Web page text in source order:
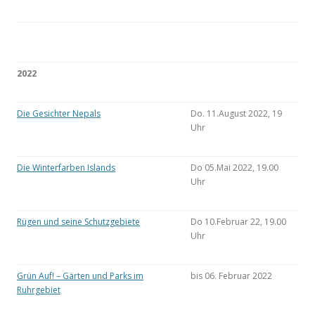
2022
Die Gesichter Nepals
Do. 11.August 2022, 19
Uhr
Die Winterfarben Islands
Do 05.Mai 2022, 19.00
Uhr
Rügen und seine Schutzgebiete
Do 10.Februar 22, 19.00
Uhr
Grün Auf! – Gärten und Parks im
Ruhrgebiet
bis 06. Februar 2022